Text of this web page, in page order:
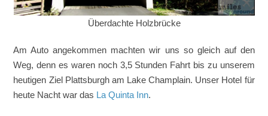
Überdachte Holzbrücke
Am Auto angekommen machten wir uns so gleich auf den
Weg, denn es waren noch 3,5 Stunden Fahrt bis zu unserem
heutigen Ziel Plattsburgh am Lake Champlain. Unser Hotel für
heute Nacht war das La Quinta Inn.